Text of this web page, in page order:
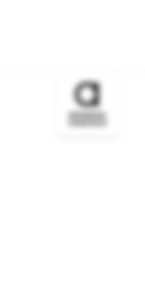
Bezoek de